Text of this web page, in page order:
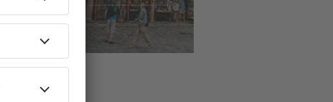
Sjekk informasjon
362 NOK